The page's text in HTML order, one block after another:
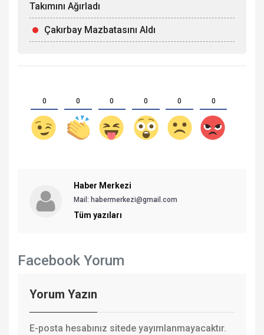
Takımını Ağırladı
Çakırbay Mazbatasını Aldı
0 0 0 0 0 0
Haber Merkezi
Mail: habermerkezi@gmail.com
Tüm yazıları
Facebook Yorum
Yorum Yazın
E-posta hesabınız sitede yayımlanmayacaktır.